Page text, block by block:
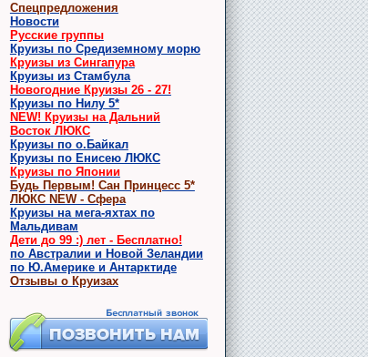
Спецпредложения
Новости
Русские группы
Круизы по Средиземному морю
Круизы из Сингапура
Круизы из Стамбула
Новогодние Круизы 26 - 27!
Круизы по Нилу 5*
NEW! Круизы на Дальний
Восток ЛЮКС
Круизы по о.Байкал
Круизы по Енисею ЛЮКС
Круизы по Японии
Будь Первым! Сан Принцесс 5*
ЛЮКС NEW - Сфера
Круизы на мега-яхтах по
Мальдивам
Дети до 99 :) лет - Бесплатно!
по Австралии и Новой Зеландии
по Ю.Америке и Антарктиде
Отзывы о Круизах